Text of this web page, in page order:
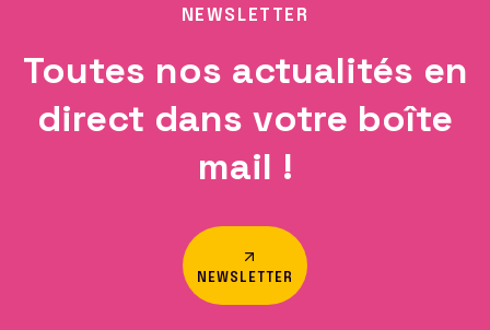
NEWSLETTER
Toutes nos actualités en
direct dans votre boîte
mail !
NEWSLETTER